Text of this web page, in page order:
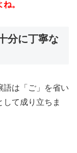
。
分に丁寧な
語は「ご」を省い
て成り立ちま